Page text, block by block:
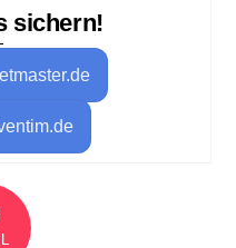
sichern!